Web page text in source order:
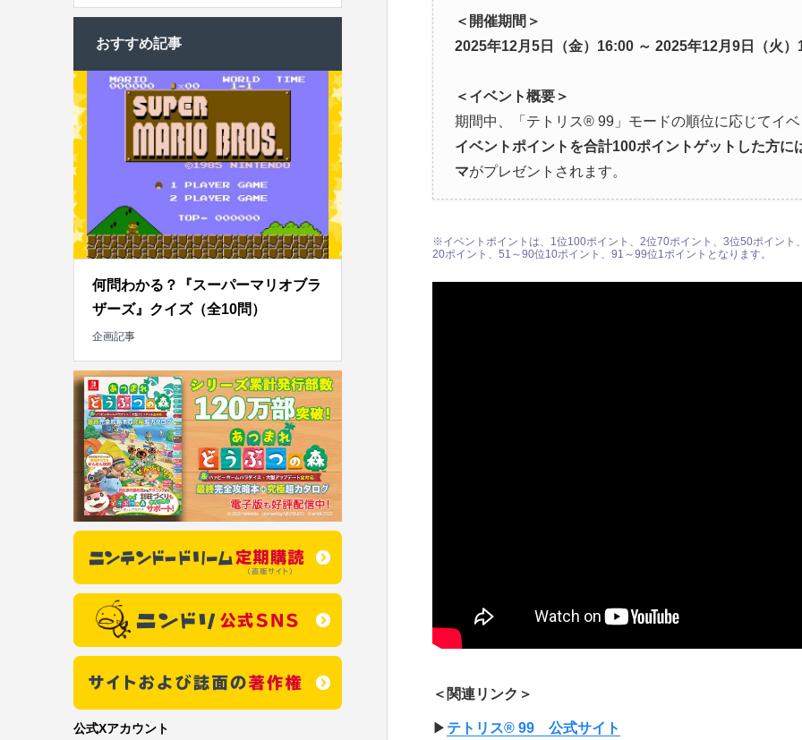
＜開催期間＞
2025年12月5日（金）16:00 ～ 2025年12月9日（火）
＜イベント概要＞
期間中、「テトリス® 99」モードの順位に応じてイ
イベントポイントを合計100ポイントゲットした方に
マがプレゼントされます。
※イベントポイントは、1位100ポイント、2位70ポイント、3位50ポイン
20ポイント、51～90位10ポイント、91～99位1ポイントとなります。
＜関連リンク＞
▶︎ テトリス® 99 公式サイト
おすすめ記事
何問わかる？『スーパーマリオブラ
ザーズ』クイズ（全10問）
企画記事
公式Xアカウント